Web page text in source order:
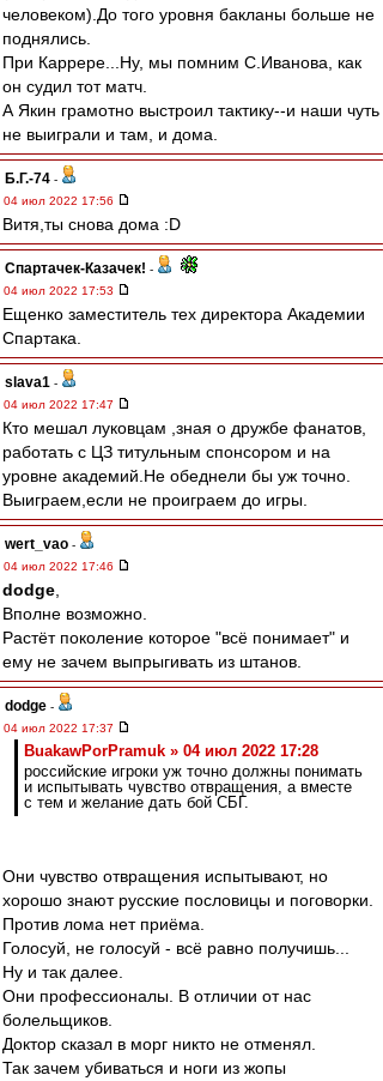
человеком).До того уровня бакланы больше не
поднялись.
При Каррере...Ну, мы помним С.Иванова, как
он судил тот матч.
А Якин грамотно выстроил тактику--и наши чуть
не выиграли и там, и дома.
Б.Г.-74 -
04 июл 2022 17:56
Витя,ты снова дома :D
Спартачек-Казачек! -
04 июл 2022 17:53
Ещенко заместитель тех директора Академии
Спартака.
slava1 -
04 июл 2022 17:47
Кто мешал луковцам ,зная о дружбе фанатов,
работать с ЦЗ титульным спонсором и на
уровне академий.Не обеднели бы уж точно.
Выиграем,если не проиграем до игры.
wert_vao -
04 июл 2022 17:46
dodge
Вполне возможно.
Растёт поколение которое "всё понимает" и
ему не зачем выпрыгивать из штанов.
dodge -
04 июл 2022 17:37
BuakawPorPramuk » 04 июл 2022 17:28
российские игроки уж точно должны понимать
и испытывать чувство отвращения, а вместе
с тем и желание дать бой СБГ.
Они чувство отвращения испытывают, но
хорошо знают русские пословицы и поговорки.
Против лома нет приёма.
Голосуй, не голосуй - всё равно получишь...
Ну и так далее.
Они профессионалы. В отличии от нас
болельщиков.
Доктор сказал в морг никто не отменял.
Так зачем убиваться и ноги из жопы